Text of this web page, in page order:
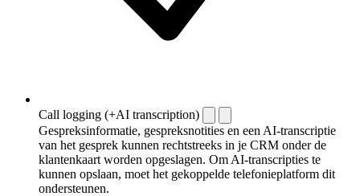
Call logging (+AI transcription)
Gespreksinformatie, gespreksnotities en een AI-transcriptie
van het gesprek kunnen rechtstreeks in je CRM onder de
klantenkaart worden opgeslagen. Om AI-transcripties te
kunnen opslaan, moet het gekoppelde telefonieplatform dit
ondersteunen.